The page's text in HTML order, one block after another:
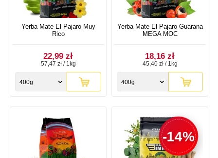
Yerba Mate El Pajaro Muy
Rico
22,99 zł
57,47 zł / 1kg
400g
Yerba Mate El Pajaro Guarana
MEGA MOC
18,16 zł
45,40 zł / 1kg
400g
-14%